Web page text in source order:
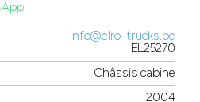
info@elro-trucks.be
EL25270
Châssis cabine
2004